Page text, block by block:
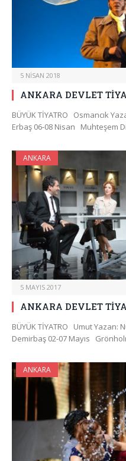
5 NISAN 2018
ANKARA DEVLET
BÜYÜK TİYATRO Osmancık
Erbaş 06-08 Nisan Muhteşem
ANKARA
5 MAYIS 2017
ANKARA DEVLET
BÜYÜK TİYATRO Umut Yazan:
Demirbaş 02-07 Mayıs
ANKARA